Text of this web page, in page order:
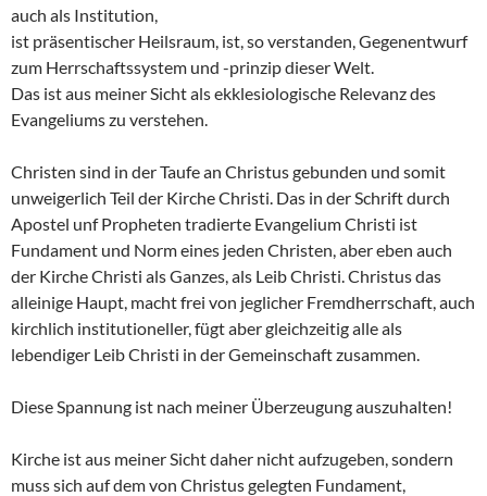
auch als Institution,
ist präsentischer Heilsraum, ist, so verstanden, Gegenentwurf
zum Herrschaftssystem und -prinzip dieser Welt.
Das ist aus meiner Sicht als ekklesiologische Relevanz des
Evangeliums zu verstehen.
Christen sind in der Taufe an Christus gebunden und somit
unweigerlich Teil der Kirche Christi. Das in der Schrift durch
Apostel unf Propheten tradierte Evangelium Christi ist
Fundament und Norm eines jeden Christen, aber eben auch
der Kirche Christi als Ganzes, als Leib Christi. Christus das
alleinige Haupt, macht frei von jeglicher Fremdherrschaft, auch
kirchlich institutioneller, fügt aber gleichzeitig alle als
lebendiger Leib Christi in der Gemeinschaft zusammen.
Diese Spannung ist nach meiner Überzeugung auszuhalten!
Kirche ist aus meiner Sicht daher nicht aufzugeben, sondern
muss sich auf dem von Christus gelegten Fundament,